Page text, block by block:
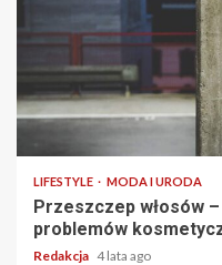
2 min read
LIFESTYLE MODA I URODA
Przeszczep włosów
problemów
Redakcja 4 lata ago